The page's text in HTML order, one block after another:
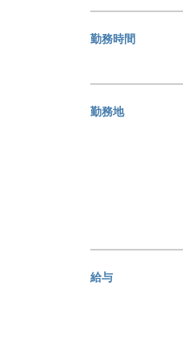
勤務時間
勤務地
給与